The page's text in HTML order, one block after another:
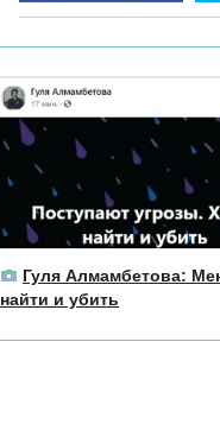
Гуля Алмамбетова:
найти и убить